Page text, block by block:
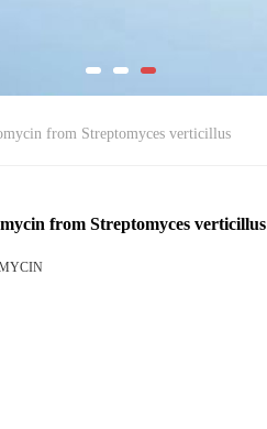
from Streptomyces verticillus
from Streptomyces verticillus